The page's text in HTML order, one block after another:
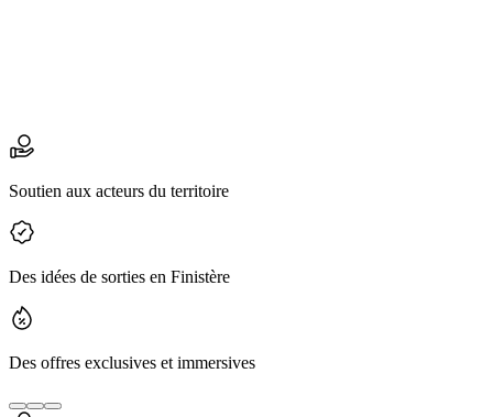
Soutien aux acteurs du territoire
Des idées de sorties en Finistère
Des offres exclusives et immersives